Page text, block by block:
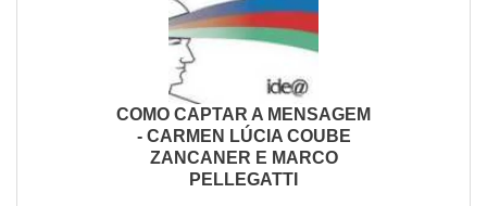
COMO CAPTAR A MENSAGEM
- CARMEN LÚCIA COUBE
ZANCANER E MARCO
PELLEGATTI